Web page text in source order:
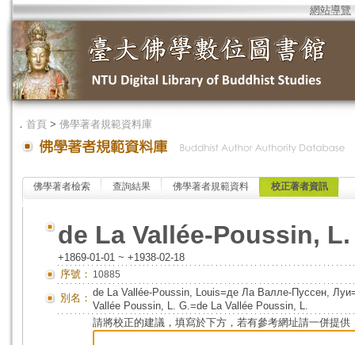
網站導覽
． 首頁 > 佛學著者規範資料庫
佛學著者檢索 查詢結果 佛學著者規範資料 校正著者資訊
de La Vallée-Poussin, L.
+1869-01-01 ~ +1938-02-18
序號： 10885
別名： de La Vallée-Poussin, Louis=де Ла Валле-Пуссен,
Vallée Poussin, L. G.=de La Vallée Poussin, L.
請將校正的建議，填寫於下方，若有參考網址請一併提供